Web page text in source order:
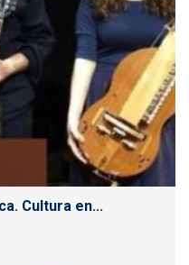
Cultura en...